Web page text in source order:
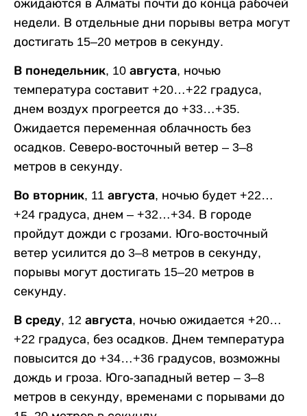
ожидаются в Алматы почти до конца рабочей
недели. В отдельные дни порывы ветра могут
достигать 15–20 метров в секунду.
В понедельник, 10 августа, ночью
температура составит +20…+22 градуса,
днем воздух прогреется до +33…+35.
Ожидается переменная облачность без
осадков. Северо-восточный ветер – 3–8
метров в секунду.
Во вторник, 11 августа, ночью будет +22…
+24 градуса, днем – +32…+34. В городе
пройдут дожди с грозами. Юго-восточный
ветер усилится до 3–8 метров в секунду,
порывы могут достигать 15–20 метров в
секунду.
В среду, 12 августа, ночью ожидается +20…
+22 градуса, без осадков. Днем температура
повысится до +34…+36 градусов, возможны
дождь и гроза. Юго-западный ветер – 3–8
метров в секунду, временами с порывами до